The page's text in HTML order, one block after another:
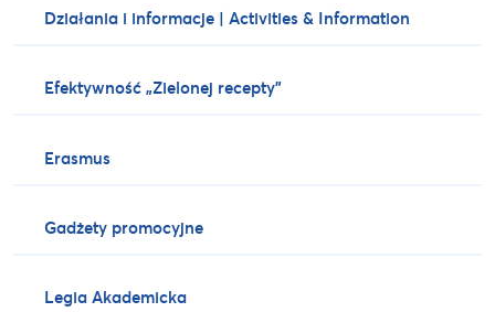
Działania i informacje | Activities & Information
Efektywność „Zielonej recepty”
Erasmus
Gadżety promocyjne
Legia Akademicka